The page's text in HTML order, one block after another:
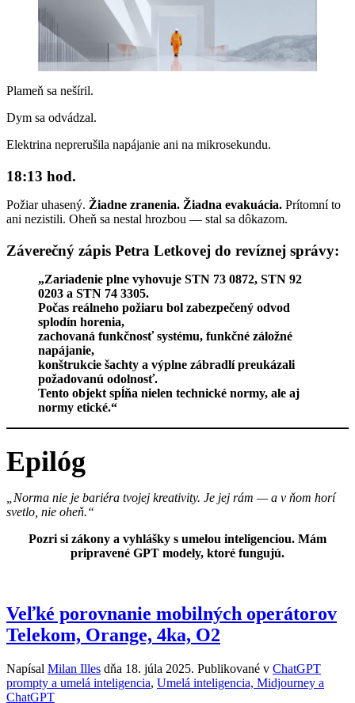
Plameň sa nešíril.
Dym sa odvádzal.
Elektrina neprerušila napájanie ani na mikrosekundu.
18:13 hod.
Požiar uhasený. Žiadne zranenia. Žiadna evakuácia. Prítomní to
ani nezistili. Oheň sa nestal hrozbou — stal sa dôkazom.
Záverečný zápis Petra Letkovej do revíznej správy:
„Zariadenie plne vyhovuje STN 73 0872, STN 92
0203 a STN 74 3305.
Počas reálneho požiaru bol zabezpečený odvod
splodín horenia,
zachovaná funkčnosť systému, funkčné záložné
napájanie,
konštrukcie šachty a výplne zábradlí preukázali
požadovanú odolnosť.
Tento objekt spĺňa nielen technické normy, ale aj
normy etické.“
Epilóg
„Norma nie je bariéra tvojej kreativity. Je jej rám — a v ňom horí
svetlo, nie oheň.“
Pozri si zákony a vyhlášky s umelou inteligenciou. Mám
pripravené GPT modely, ktoré fungujú.
Veľké porovnanie mobilných operátorov
Telekom, Orange, 4ka, O2
Napísal Milan Illes dňa 18. júla 2025. Publikované v ChatGPT
prompty a umelá inteligencia, Umelá inteligencia, Midjourney a
ChatGPT